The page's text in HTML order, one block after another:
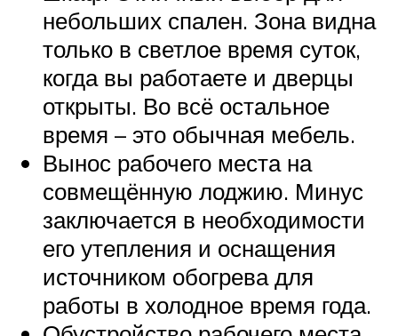
небольших спален. Зона видна
только в светлое время суток,
когда вы работаете и дверцы
открыты. Во всё остальное
время – это обычная мебель.
Вынос рабочего места на
совмещённую лоджию. Минус
заключается в необходимости
его утепления и оснащения
источником обогрева для
работы в холодное время года.